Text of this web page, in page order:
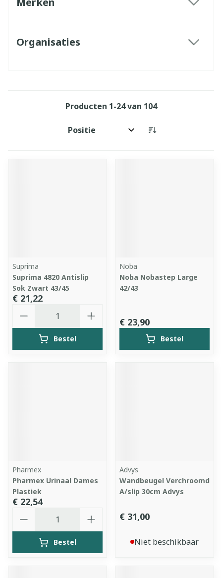
Organisaties
Producten 1-24van 104
Sorteer op:
Suprima
Suprima 4820 Antislip
Sok Zwart 43/45
€ 21,22
Bestel
Noba
Noba Nobastep Large
42/43
€ 23,90
Bestel
Pharmex
Pharmex Urinaal Dames
Plastiek
€ 22,54
Bestel
Advys
Wandbeugel Verchroomd
A/slip 30cm Advys
€ 31,00
Niet beschikbaar